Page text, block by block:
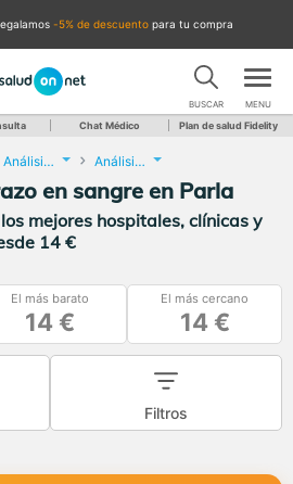
-5% de descuento para tu compra
BUSCAR MENU
Chat Médico Plan de salud Fidelity
Análisis Clínicos Análisis de embarazo en sangre
en sangre en Parla
mejores hospitales, clínicas y
14 €
El más barato
14 €
El más cercano
14 €
Filtros